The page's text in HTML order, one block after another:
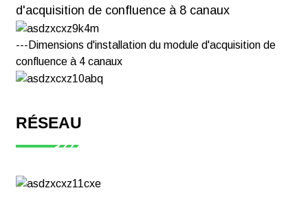
d'acquisition de confluence à 8 canaux
---Dimensions d'installation du module d'acquisition de
confluence à 4 canaux
RÉSEAU